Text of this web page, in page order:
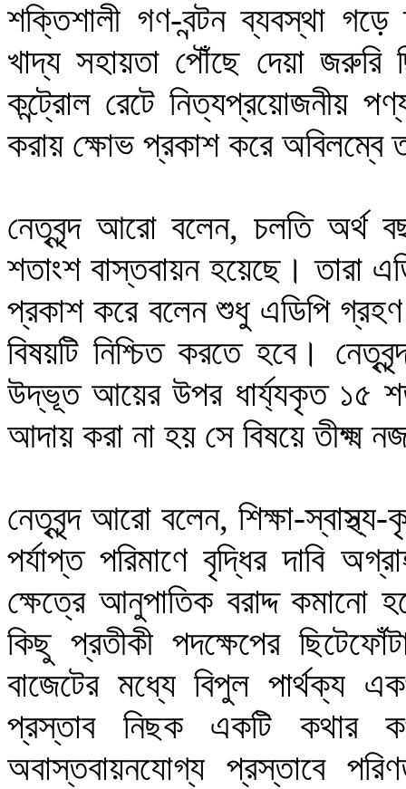
শক্তিশালী গণ-বন্টন ব্যবস্থা গড়ে
খাদ্য সহায়তা পৌঁছে দেয়া জরুরি
কন্ট্রোল রেটে নিত্যপ্রয়োজনীয়
করায় ক্ষোভ প্রকাশ করে অবিলম্বে
নেতৃবৃন্দ আরো বলেন, চলতি অর্থ
শতাংশ বাস্তবায়ন হয়েছে। তারা
প্রকাশ করে বলেন শুধু এডিপি গ্রহণ
বিষয়টি নিশ্চিত করতে হবে।
উদ্ভূত আয়ের উপর ধার্য্যকৃত ১৫
আদায় করা না হয় সে বিষয়ে তীক্ষ্ম
নেতৃবৃন্দ আরো বলেন, শিক্ষা-স্বাস্থ্য-
পর্যাপ্ত পরিমাণে বৃদ্ধির দাবি
ক্ষেত্রে আনুপাতিক বরাদ্দ কমানো
কিছু প্রতীকী পদক্ষেপের
বাজেটের মধ্যে বিপুল পার্থক্য
প্রস্তাব নিছক একটি কথার
অবাস্তবায়নযোগ্য প্রস্তাবে